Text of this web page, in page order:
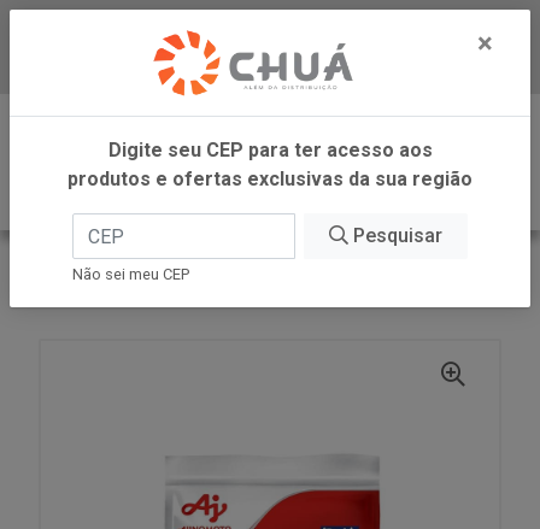
Baixe já nosso APP
0
INÍCIO
AJINOMOTO FOOD SERVICE
×
Digite seu CEP para ter acesso aos
produtos e ofertas exclusivas da sua região
Pesquisar
Não sei meu CEP